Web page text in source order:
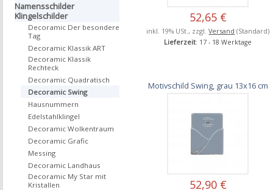
52,65 €
inkl. 19% USt., zzgl.Versand (Standard)
Lieferzeit: 17 - 18 Werktage
Motivschild Swing, grau 13x16 cm
52,90 €
Namensschilder
Klingelschilder
Decoramic Der besondere
Tag
Decoramic Klassik ART
Decoramic Klassik
Rechteck
Decoramic Quadratisch
Decoramic Swing
Hausnummern
Edelstahlklingel
Decoramic Wolkentraum
Decoramic Grafic
Messing
Decoramic Landhaus
Decoramic My Star mit
Kristallen